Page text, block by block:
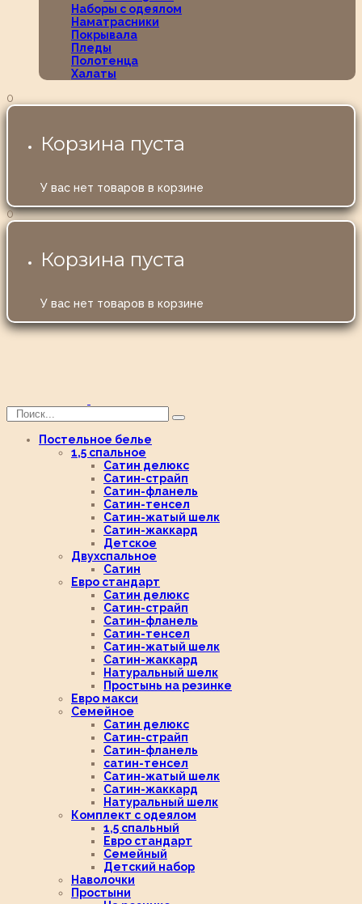
Наборы с одеялом
Наматрасники
Покрывала
Пледы
Полотенца
Халаты
0
Корзина пуста
У вас нет товаров в корзине
0
Корзина пуста
У вас нет товаров в корзине
Постельное белье
1,5 спальное
Сатин делюкс
Сатин-страйп
Сатин-фланель
Сатин-тенсел
Сатин-жатый шелк
Сатин-жаккард
Детское
Двухспальное
Сатин
Евро стандарт
Сатин делюкс
Сатин-страйп
Сатин-фланель
Сатин-тенсел
Сатин-жатый шелк
Сатин-жаккард
Натуральный шелк
Простынь на резинке
Евро макси
Семейное
Сатин делюкс
Сатин-страйп
Сатин-фланель
сатин-тенсел
Сатин-жатый шелк
Сатин-жаккард
Натуральный шелк
Комплект с одеялом
1,5 спальный
Евро стандарт
Семейный
Детский набор
Наволочки
Простыни